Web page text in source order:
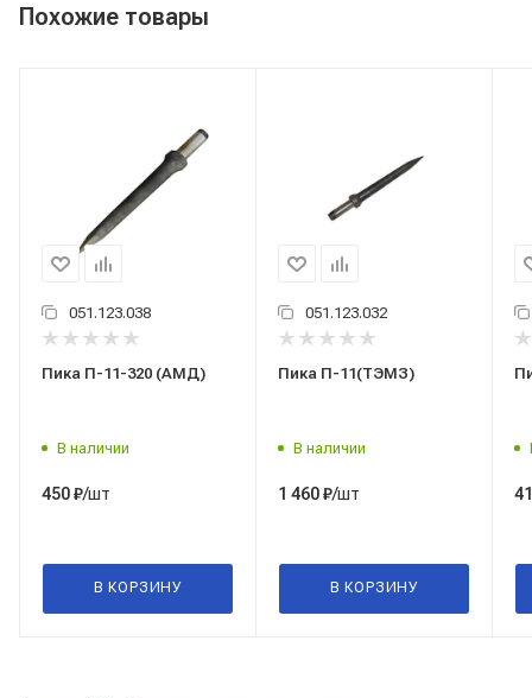
Похожие товары
051.123.038
Пика П-11-320 (АМД)
В наличии
450₽/шт
В КОРЗИНУ
051.123.032
Пика П-11(ТЭМЗ)
В наличии
1 460₽/шт
В КОРЗИНУ